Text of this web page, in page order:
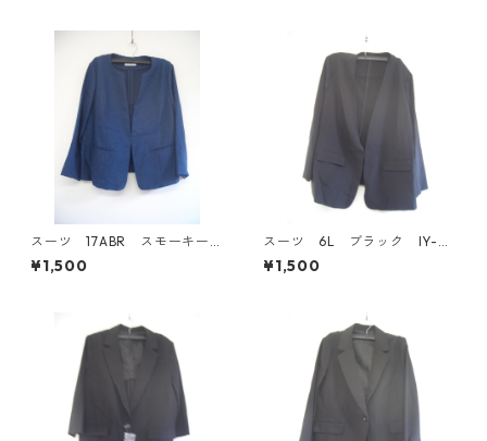
スーツ 17ABR スモーキーブ
ルー IY-4530
¥1,500
スーツ 6L ブラック IY-45
29
¥1,500